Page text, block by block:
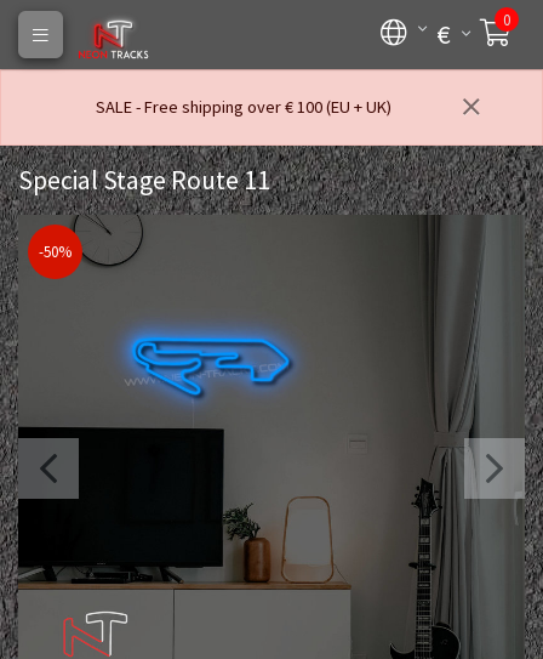
€ 0
SALE - Free shipping over € 100 (EU + UK)
Special Stage Route 11
-50%